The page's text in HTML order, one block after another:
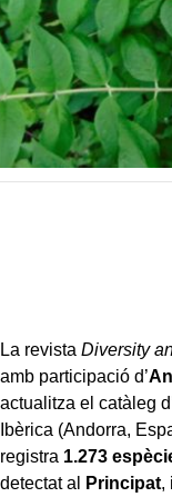
La revista Diversity
amb participació d’
actualitza el catàleg
Ibèrica (Andorra,
registra 1.273
detectat al
Principat,